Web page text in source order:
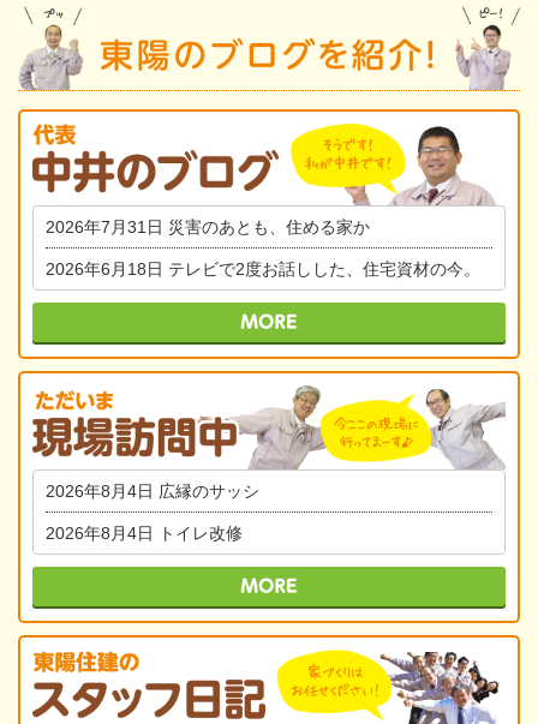
2026年7月31日 災害のあとも、住める家か
2026年6月18日 テレビで2度お話しした、住宅資材の今。
2026年8月4日 広縁のサッシ
2026年8月4日 トイレ改修